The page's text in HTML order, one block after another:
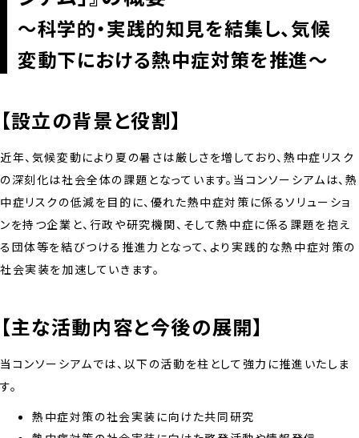
～科学的・実践的知見を結集し、気候
変動下における熱中症対策を推進～
【設立の背景と役割】
近年、気候変動により夏の暑さは厳しさを増しており、熱中症リスク
の深刻化は社会全体の課題となっています。当コンソーシアムは、熱
中症リスクの低減を目的に、優れた熱中症対策に係るソリューショ
ンを持つ企業と、行政や研究機関、そして熱中症に係る課題を抱え
る団体等を結びつける推進力となって、より実践的な熱中症対策の
社会実装を加速していきます。
【主な活動内容と今後の展開】
当コンソーシアムでは、以下の活動を柱として強力に推進いたしま
す。
熱中症対策の社会実装に向けた共同研究